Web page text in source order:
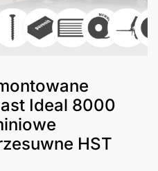
Ideal 8000
HST